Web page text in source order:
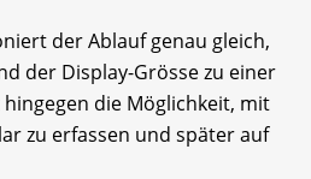
der Ablauf genau gleich,
der Display-Grösse zu einer
die Möglichkeit, mit
zu erfassen und später auf